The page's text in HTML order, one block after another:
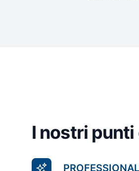
I nostri punti